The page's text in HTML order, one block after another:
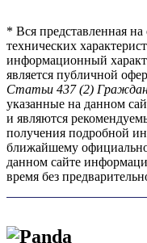
* Вся представленная
технических
информационный
является публичной
Статьи 437 (2)
указанные на данном
и являются
получения подробной
ближайшему
данном сайте
время без